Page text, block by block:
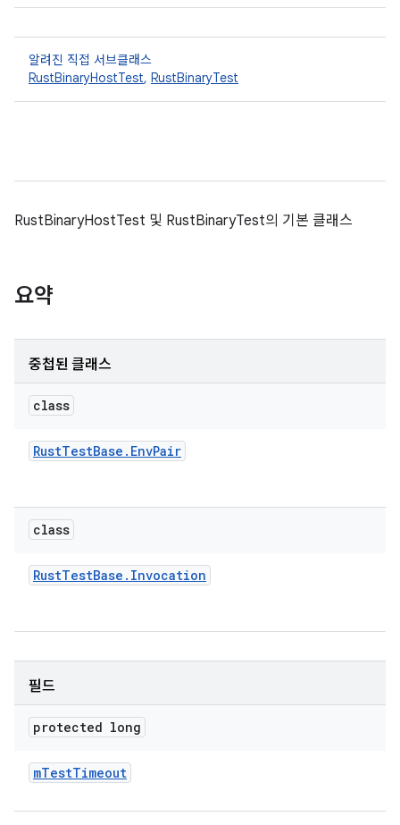
알려진 직접 서브클래스
RustBinaryHostTest, RustBinaryTest
RustBinaryHostTest 및 RustBinaryTest의 기본 클래스
요약
중첩된 클래스
class
RustTestBase . EnvPair
class
RustTestBase . Invocation
필드
protected long
mTestTimeout